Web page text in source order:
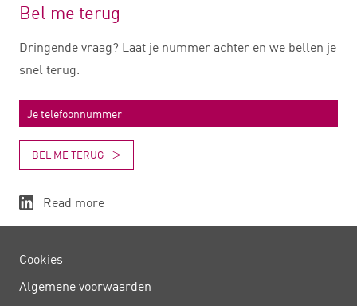
Bel me terug
Dringende vraag? Laat je nummer achter en we bellen je
snel terug.
BEL ME TERUG
Read more
Cookies
Algemene voorwaarden